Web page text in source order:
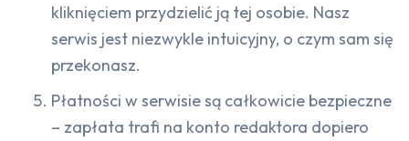
kliknięciem przydzielić ją tej osobie. Nasz
serwis jest niezwykle intuicyjny, o czym sam się
przekonasz.
Płatności w serwisie są całkowicie bezpieczne
– zapłata trafi na konto redaktora dopiero